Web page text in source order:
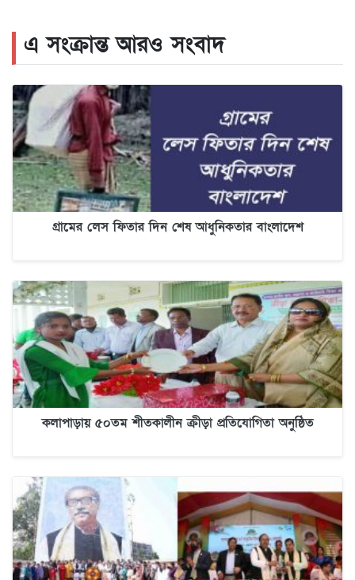
এ সংক্রান্ত আরও সংবাদ
গ্রামের লেস ফিতার দিন শেষ আধুনিকতার বাংলাদেশ
কলাপাড়ায় ৫০তম শীতকালীন ক্রীড়া প্রতিযোগিতা অনুষ্ঠিত